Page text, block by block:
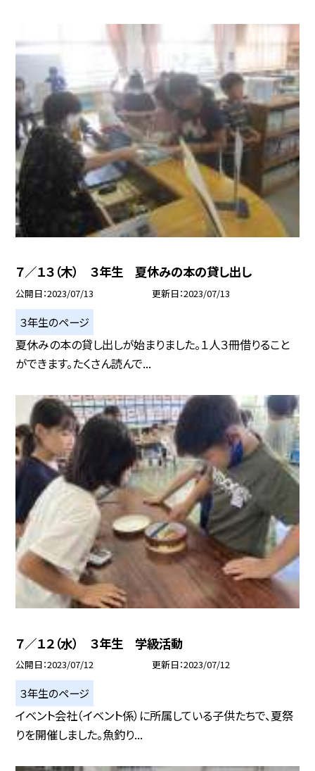
７／１３（木） ３年生 夏休みの本の貸し出し
公開日 2023/07/13 更新日 2023/07/13
３年生のページ
夏休みの本の貸し出しが始まりました。１人３冊借りること
ができます。たくさん読んで...
７／１２（水） ３年生 学級活動
公開日 2023/07/12 更新日 2023/07/12
３年生のページ
イベント会社（イベント係）に所属している子供たちで、夏祭
りを開催しました。魚釣り...